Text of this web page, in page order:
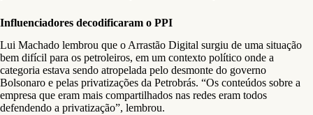
Influenciadores decodificaram o PPI
Lui Machado lembrou que o Arrastão Digital surgiu de uma situação
bem difícil para os petroleiros, em um contexto político onde a
categoria estava sendo atropelada pelo desmonte do governo
Bolsonaro e pelas privatizações da Petrobrás. “Os conteúdos sobre a
empresa que eram mais compartilhados nas redes eram todos
defendendo a privatização”, lembrou.